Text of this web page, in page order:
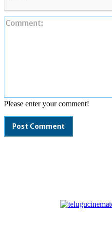
Please enter your comment!